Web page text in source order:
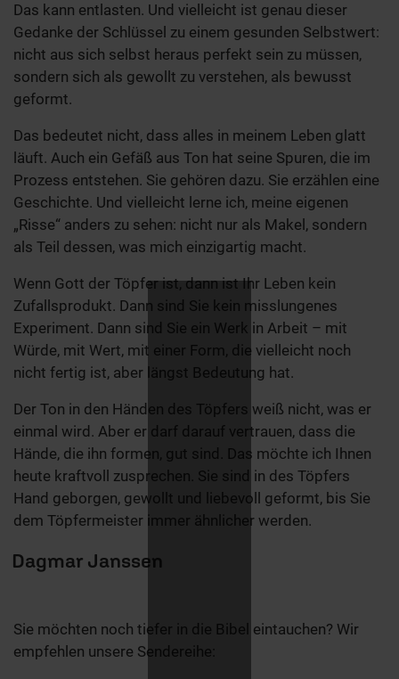
Das kann entlasten. Und vielleicht ist genau dieser
Gedanke der Schlüssel zu einem gesunden Selbstwert:
nicht aus sich selbst heraus perfekt sein zu müssen,
sondern sich als gewollt zu verstehen, als bewusst
geformt.
Das bedeutet nicht, dass alles in meinem Leben glatt
läuft. Auch ein Gefäß aus Ton hat seine Spuren, die im
Prozess entstehen. Sie gehören dazu. Sie erzählen eine
Geschichte. Und vielleicht lerne ich, meine eigenen
„Risse“ anders zu sehen: nicht nur als Makel, sondern
als Teil dessen, was mich einzigartig macht.
Wenn Gott der Töpfer ist, dann ist Ihr Leben kein
Zufallsprodukt. Dann sind Sie kein misslungenes
Experiment. Dann sind Sie ein Werk in Arbeit – mit
Würde, mit Wert, mit einer Form, die vielleicht noch
nicht fertig ist, aber längst Bedeutung hat.
Der Ton in den Händen des Töpfers weiß nicht, was er
einmal wird. Aber er darf darauf vertrauen, dass die
Hände, die ihn formen, gut sind. Das möchte ich Ihnen
heute kraftvoll zusprechen. Sie sind in des Töpfers
Hand geborgen, gewollt und liebevoll geformt, bis Sie
dem Töpfermeister immer ähnlicher werden.
Dagmar Janssen
Sie möchten noch tiefer in die Bibel eintauchen? Wir
empfehlen unsere Sendereihe: